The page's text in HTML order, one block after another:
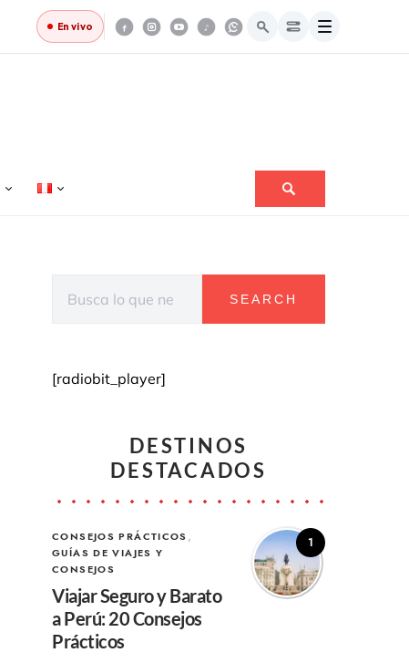
En vivo
SEARCH
[radiobit_player]
DESTINOS
DESTACADOS
1
CONSEJOS PRÁCTICOS
GUÍAS DE VIAJES Y
CONSEJOS
Viajar Seguro y Barato
a Perú: 20 Consejos
Prácticos